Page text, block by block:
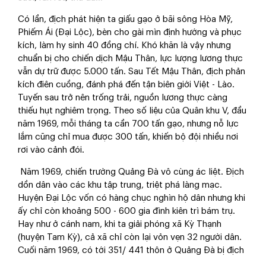
Có lần, địch phát hiện ta giấu gạo ở bãi sông Hòa Mỹ,
Phiếm Ái (Đại Lộc), bèn cho gài mìn định hướng và phục
kích, làm hy sinh 40 đồng chí. Khó khăn là vậy nhưng
chuẩn bị cho chiến dịch Mậu Thân, lực lượng lương thực
vẫn dự trữ được 5.000 tấn. Sau Tết Mậu Thân, địch phản
kích điên cuồng, đánh phá đến tận biên giới Việt - Lào.
Tuyến sau trở nên trống trải, nguồn lương thực càng
thiếu hụt nghiêm trọng. Theo số liệu của Quân khu V, đầu
năm 1969, mỗi tháng ta cần 700 tấn gạo, nhưng nỗ lực
lắm cũng chỉ mua được 300 tấn, khiến bộ đội nhiều nơi
rơi vào cảnh đói.
Năm 1969, chiến trường Quảng Đà vô cùng ác liệt. Địch
dồn dân vào các khu tập trung, triệt phá làng mạc.
Huyện Đại Lộc vốn có hàng chục nghìn hộ dân nhưng khi
ấy chỉ còn khoảng 500 - 600 gia đình kiên trì bám trụ.
Hay như ở cánh nam, khi ta giải phóng xã Kỳ Thạnh
(huyện Tam Kỳ), cả xã chỉ còn lại vỏn vẹn 32 người dân.
Cuối năm 1969, có tới 351/ 441 thôn ở Quảng Đà bị địch